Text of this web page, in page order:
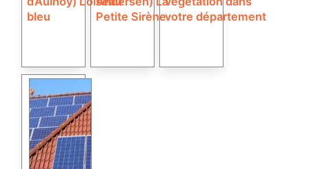
bleu
Petite Sirènevotre département